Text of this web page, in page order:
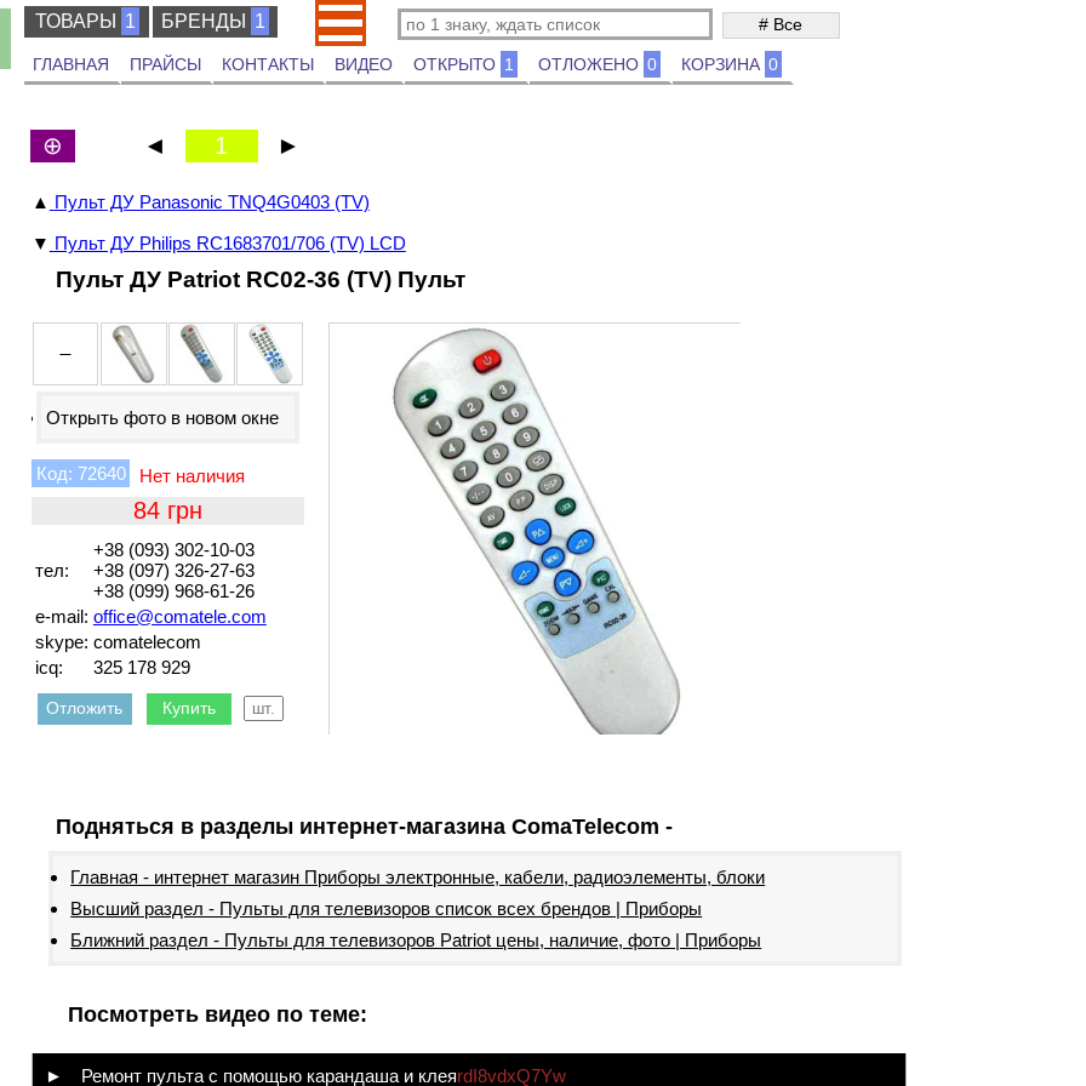
▲ Пульт ДУ Panasonic TNQ4G0403 (TV)
▼ Пульт ДУ Philips RC1683701/706 (TV) LCD
Пульт ДУ Patriot RC02-36 (TV) Пульт
Открыть фото в новом окне
72640
84
тел:
+38 (093) 302-10-03
+38 (097) 326-27-63
+38 (099) 968-61-26
e-mail: office@comatele.com
skype: comatelecom
icq:
325 178 929
Отложить Купить
Подняться в разделы интернет-магазина ComaTelecom -
Главная - интернет магазин Приборы электронные, кабели, радиоэлементы, блоки
Высший раздел - Пульты для телевизоров список всех брендов | Приборы
Ближний раздел - Пульты для телевизоров Patriot цены, наличие, фото | Приборы
Посмотреть видео по теме:
► Ремонт пульта с помощью карандаша и клеяrdI8vdxQ7Yw
ТОВАРЫ БРЕНДЫ
◄ 1 ►
⊕
ГЛАВНАЯ ПРАЙСЫ КОНТАКТЫ ВИДЕО ОТКРЫТО 1 ОТЛОЖЕНО 0 КОРЗИНА 0
ТОВАРЫ 1 БРЕНДЫ 1